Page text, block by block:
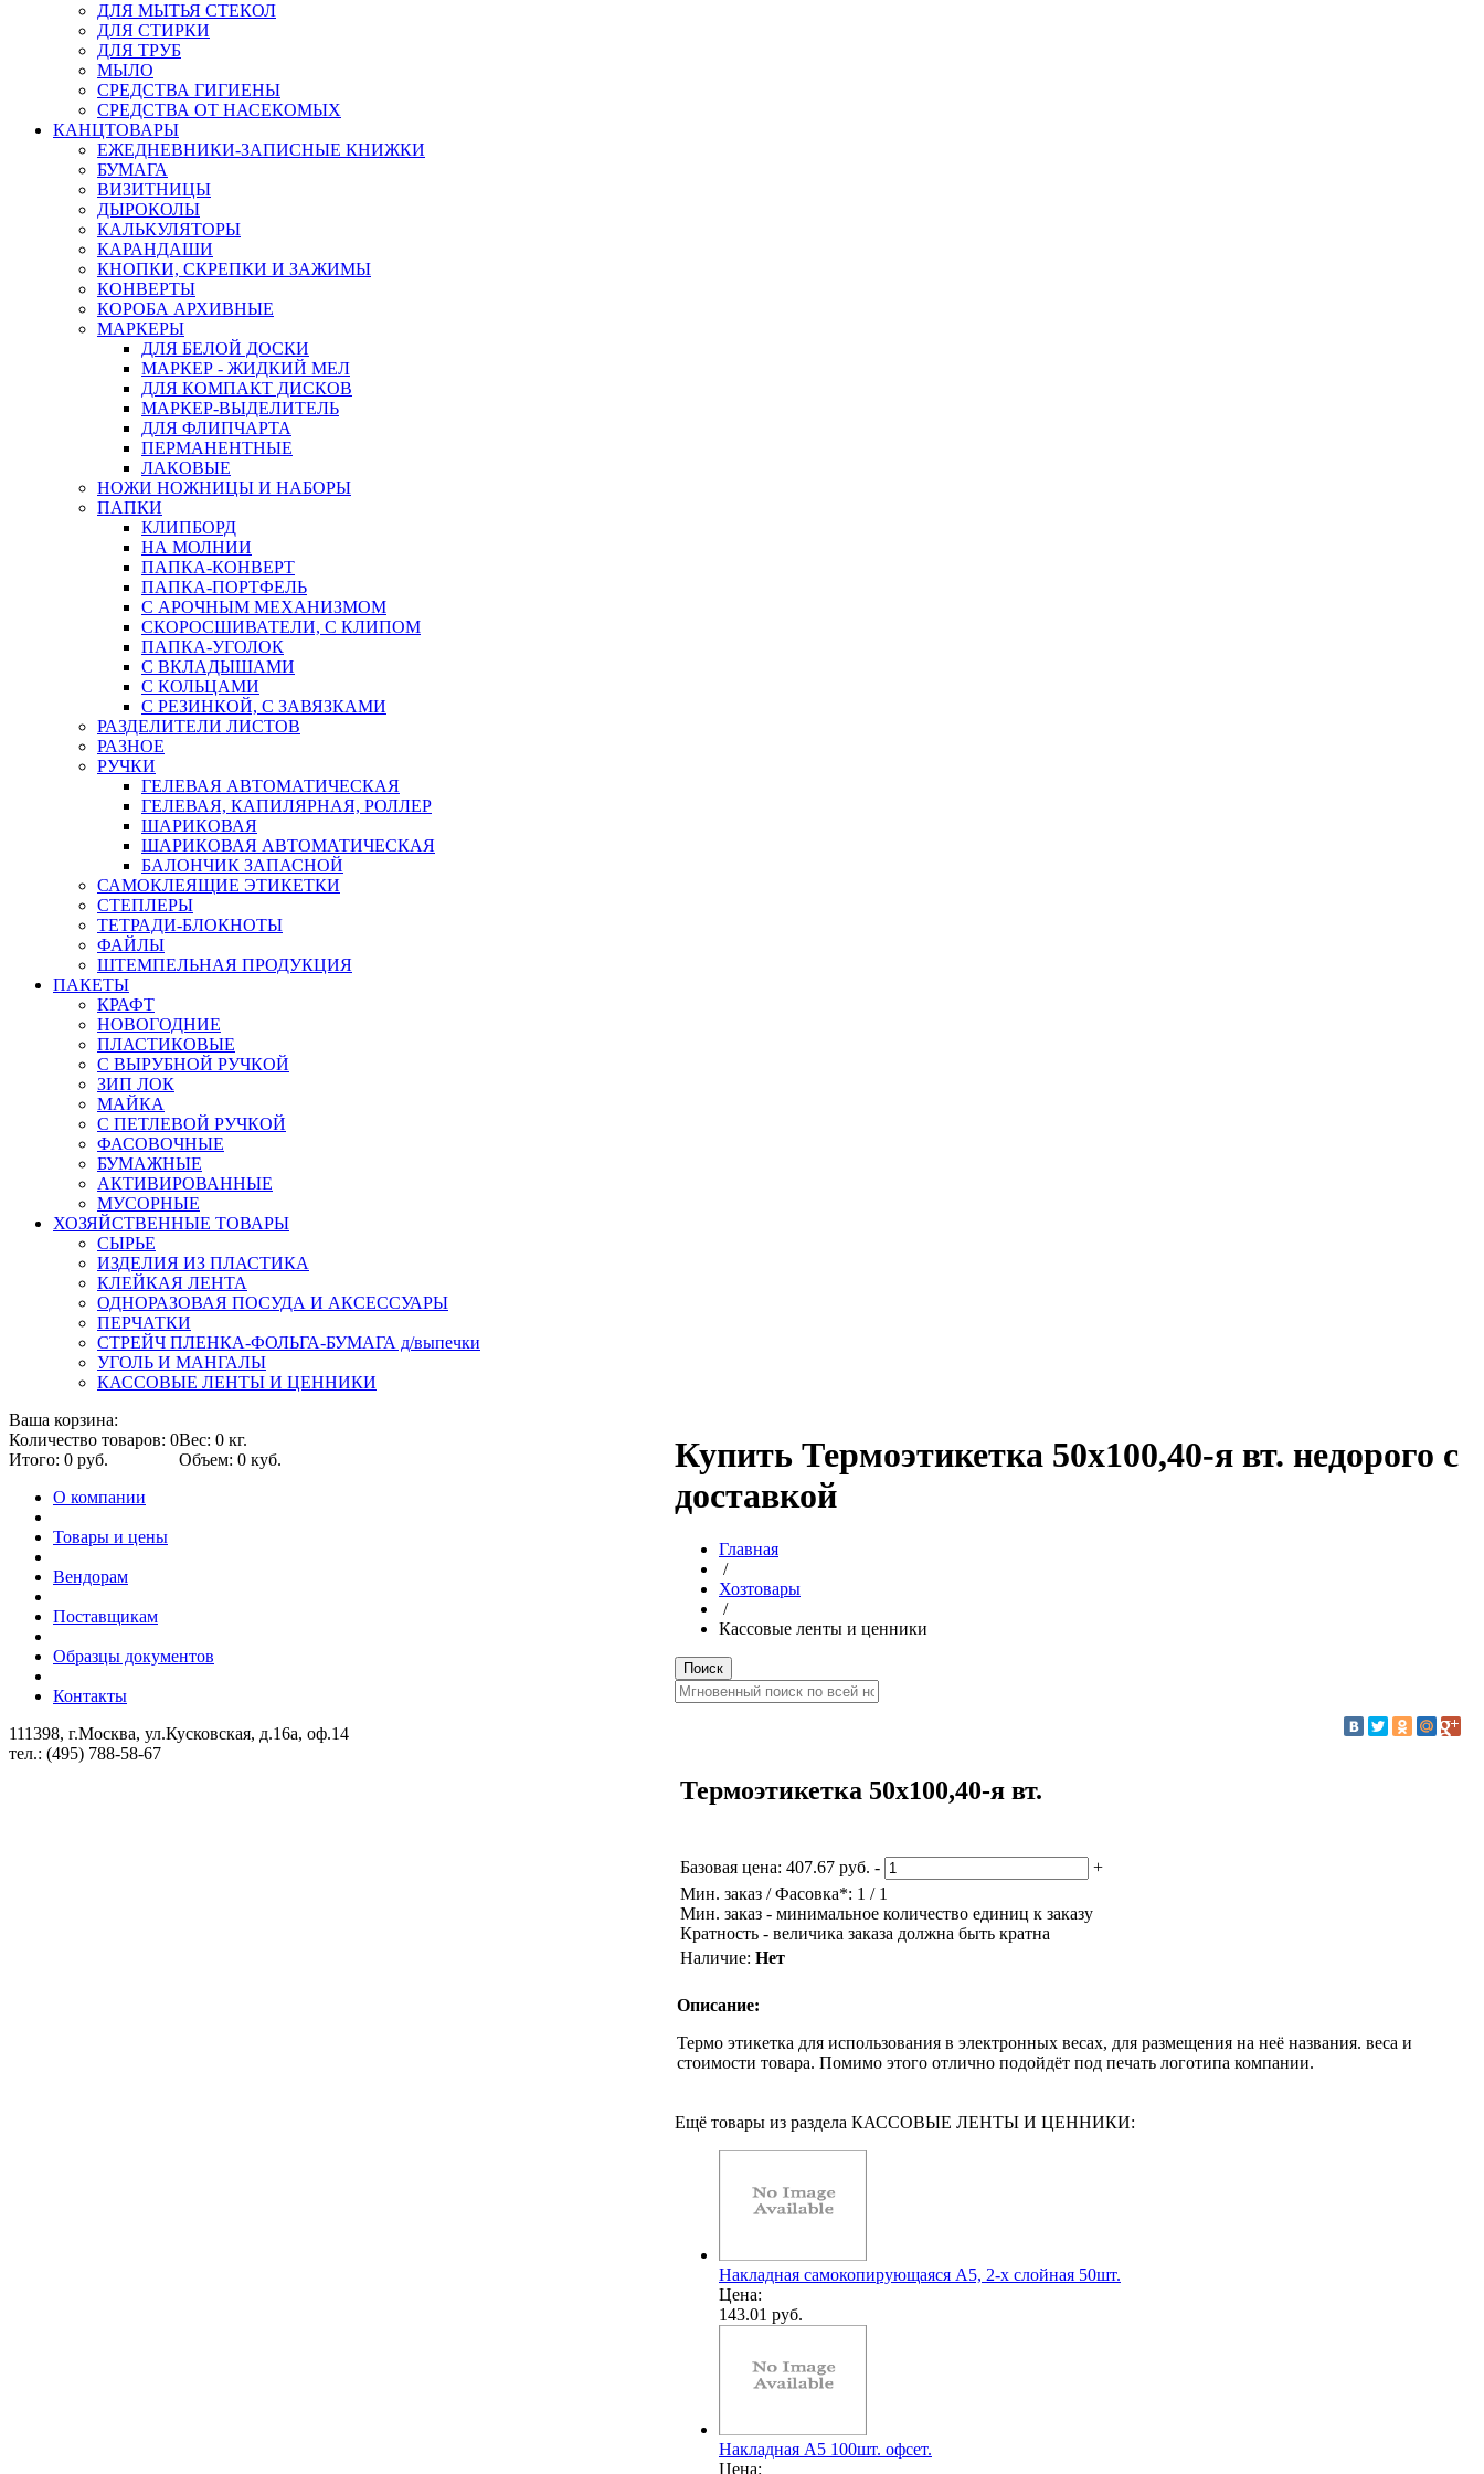
ДЛЯ МЫТЬЯ СТЕКОЛ
ДЛЯ СТИРКИ
ДЛЯ ТРУБ
МЫЛО
СРЕДСТВА ГИГИЕНЫ
СРЕДСТВА ОТ НАСЕКОМЫХ
КАНЦТОВАРЫ
ЕЖЕДНЕВНИКИ-ЗАПИСНЫЕ КНИЖКИ
БУМАГА
ВИЗИТНИЦЫ
ДЫРОКОЛЫ
КАЛЬКУЛЯТОРЫ
КАРАНДАШИ
КНОПКИ, СКРЕПКИ И ЗАЖИМЫ
КОНВЕРТЫ
КОРОБА АРХИВНЫЕ
МАРКЕРЫ
ДЛЯ БЕЛОЙ ДОСКИ
МАРКЕР - ЖИДКИЙ МЕЛ
ДЛЯ КОМПАКТ ДИСКОВ
МАРКЕР-ВЫДЕЛИТЕЛЬ
ДЛЯ ФЛИПЧАРТА
ПЕРМАНЕНТНЫЕ
ЛАКОВЫЕ
НОЖИ НОЖНИЦЫ И НАБОРЫ
ПАПКИ
КЛИПБОРД
НА МОЛНИИ
ПАПКА-КОНВЕРТ
ПАПКА-ПОРТФЕЛЬ
С АРОЧНЫМ МЕХАНИЗМОМ
СКОРОСШИВАТЕЛИ, С КЛИПОМ
ПАПКА-УГОЛОК
С ВКЛАДЫШАМИ
С КОЛЬЦАМИ
С РЕЗИНКОЙ, С ЗАВЯЗКАМИ
РАЗДЕЛИТЕЛИ ЛИСТОВ
РАЗНОЕ
РУЧКИ
ГЕЛЕВАЯ АВТОМАТИЧЕСКАЯ
ГЕЛЕВАЯ, КАПИЛЯРНАЯ, РОЛЛЕР
ШАРИКОВАЯ
ШАРИКОВАЯ АВТОМАТИЧЕСКАЯ
БАЛОНЧИК ЗАПАСНОЙ
САМОКЛЕЯЩИЕ ЭТИКЕТКИ
СТЕПЛЕРЫ
ТЕТРАДИ-БЛОКНОТЫ
ФАЙЛЫ
ШТЕМПЕЛЬНАЯ ПРОДУКЦИЯ
ПАКЕТЫ
КРАФТ
НОВОГОДНИЕ
ПЛАСТИКОВЫЕ
С ВЫРУБНОЙ РУЧКОЙ
ЗИП ЛОК
МАЙКА
С ПЕТЛЕВОЙ РУЧКОЙ
ФАСОВОЧНЫЕ
БУМАЖНЫЕ
АКТИВИРОВАННЫЕ
МУСОРНЫЕ
ХОЗЯЙСТВЕННЫЕ ТОВАРЫ
СЫРЬЕ
ИЗДЕЛИЯ ИЗ ПЛАСТИКА
КЛЕЙКАЯ ЛЕНТА
ОДНОРАЗОВАЯ ПОСУДА И АКСЕССУАРЫ
ПЕРЧАТКИ
СТРЕЙЧ ПЛЕНКА-ФОЛЬГА-БУМАГА д/выпечки
УГОЛЬ И МАНГАЛЫ
КАССОВЫЕ ЛЕНТЫ И ЦЕННИКИ
Купить Термоэтикетка 50х100,40-я вт. недорого с
доставкой
Главная
/
Хозтовары
/
Кассовые ленты и ценники
Термоэтикетка 50х100,40-я вт.
Базовая цена: 407.67 руб. -
+
Мин. заказ / Фасовка*: 1 / 1
Мин. заказ - минимальное количество единиц к заказу
Кратность - величика заказа должна быть кратна
Наличие: Нет
Описание:
Термо этикетка для использования в электронных весах, для размещения на неё названия. веса и
стоимости товара. Помимо этого отлично подойдёт под печать логотипа компании.
Ещё товары из раздела КАССОВЫЕ ЛЕНТЫ И ЦЕННИКИ:
Накладная cамокопирующаяся А5, 2-х слойная 50шт.
Цена:
143.01 руб.
Накладная А5 100шт. офсет.
Цена:
Ваша корзина:
Количество товаров: 0Вес: 0 кг.
Итого: 0 руб.
Объем: 0 куб.
О компании
Товары и цены
Вендорам
Поставщикам
Образцы документов
Контакты
111398, г.Москва, ул.Кусковская, д.16а, оф.14
тел.: (495) 788-58-67